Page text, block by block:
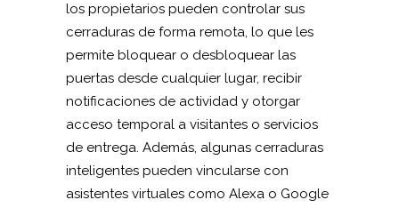
los propietarios pueden controlar sus
cerraduras de forma remota, lo que les
permite bloquear o desbloquear las
puertas desde cualquier lugar, recibir
notificaciones de actividad y otorgar
acceso temporal a visitantes o servicios
de entrega. Además, algunas cerraduras
inteligentes pueden vincularse con
asistentes virtuales como Alexa o Google